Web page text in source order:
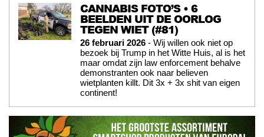
CANNABIS FOTO’S • 6
BEELDEN UIT DE OORLOG
TEGEN WIET (#81)
26 februari 2026 - Wij willen ook niet op
bezoek bij Trump in het Witte Huis, al is het
maar omdat zijn law enforcement behalve
demonstranten ook naar believen
wietplanten killt. Dit 3x + 3x shit van eigen
continent!